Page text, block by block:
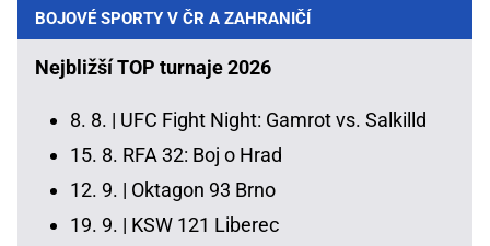
BOJOVÉ SPORTY V ČR A ZAHRANIČÍ
Nejbližší TOP turnaje 2026
8. 8. | UFC Fight Night: Gamrot vs. Salkilld
15. 8. RFA 32: Boj o Hrad
12. 9. | Oktagon 93 Brno
19. 9. | KSW 121 Liberec